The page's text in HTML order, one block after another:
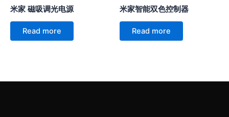
米家 磁吸调光电源
Read more
米家智能双色控制器
Read more